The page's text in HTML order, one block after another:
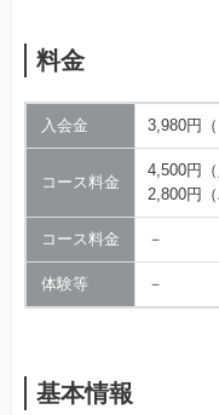
料金
入会金 3,980円（
コース料金
4,500円（
2,800円
コース料金 －
体験等 －
基本情報